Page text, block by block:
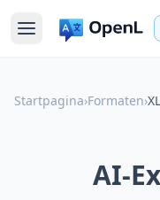
Startpagina›Formaten›
AI-